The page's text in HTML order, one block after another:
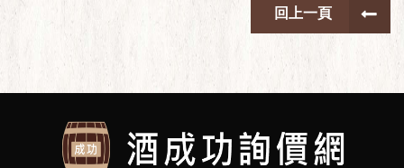
回上一頁